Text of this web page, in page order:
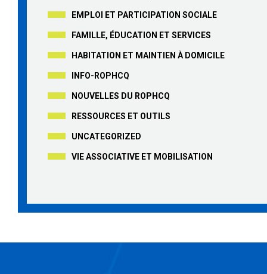
EMPLOI ET PARTICIPATION SOCIALE
FAMILLE, ÉDUCATION ET SERVICES
HABITATION ET MAINTIEN À DOMICILE
INFO-ROPHCQ
NOUVELLES DU ROPHCQ
RESSOURCES ET OUTILS
UNCATEGORIZED
VIE ASSOCIATIVE ET MOBILISATION